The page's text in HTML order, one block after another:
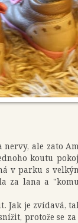
ale zato
koutu
v parku s
za lana a
je zvídavá,
protože se